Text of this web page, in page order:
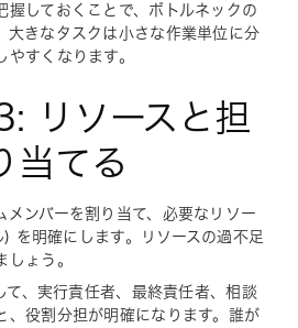
握しておくことで、ボトルネックの
大きなタスクは小さな作業単位に分
すくなります。
リソースと担
当てる
メンバーを割り当て、必要なリソー
を明確にします。リソースの過不足
しょう。
て、実行責任者、最終責任者、相談
、役割分担が明確になります。誰が